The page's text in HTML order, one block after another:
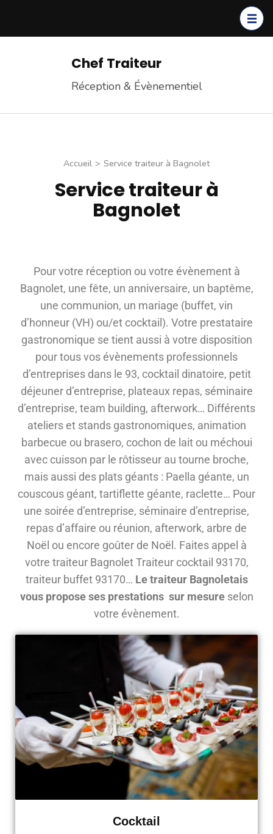
Chef Traiteur
Réception & Évènementiel
Accueil > Service traiteur à Bagnolet
Service traiteur à
Bagnolet
Pour votre réception ou votre évènement à
Bagnolet, une fête, un anniversaire, un baptême,
une communion, un mariage (buffet, vin
d’honneur (VH) ou/et cocktail). Votre prestataire
gastronomique se tient aussi à votre disposition
pour tous vos évènements professionnels
d’entreprises dans le 93, cocktail dinatoire, petit
déjeuner d’entreprise, plateaux repas, séminaire
d’entreprise, team building, afterwork… Différents
ateliers et stands gastronomiques, animation
barbecue ou brasero, cochon de lait ou méchoui
avec cuisson par le rôtisseur au tourne broche,
mais aussi des plats géants : Paella géante, un
couscous géant, tartiflette géante, raclette… Pour
une soirée d’entreprise, séminaire d’entreprise,
repas d’affaire ou réunion, afterwork, arbre de
Noël ou encore goûter de Noël. Faites appel à
votre traiteur Bagnolet Traiteur cocktail 93170,
traiteur buffet 93170… Le traiteur Bagnoletais
vous propose ses prestations sur mesureselon
votre évènement.
Cocktail